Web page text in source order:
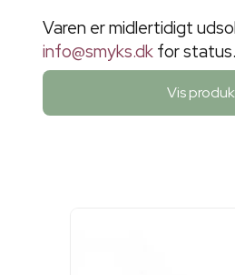
Varen er midlertidigt
info@smyks.dk for status.
Vis